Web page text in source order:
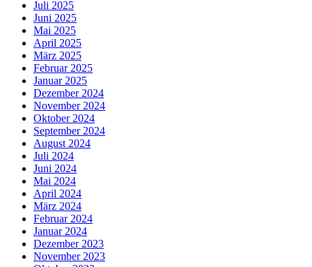
Juli 2025
Juni 2025
Mai 2025
April 2025
März 2025
Februar 2025
Januar 2025
Dezember 2024
November 2024
Oktober 2024
September 2024
August 2024
Juli 2024
Juni 2024
Mai 2024
April 2024
März 2024
Februar 2024
Januar 2024
Dezember 2023
November 2023